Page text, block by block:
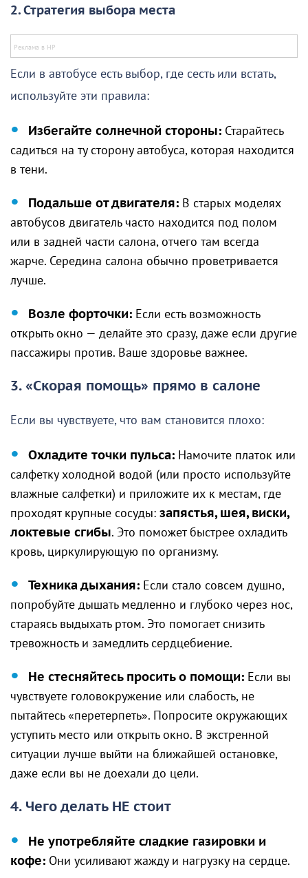
2. Стратегия выбора места
Если в автобусе есть выбор, где сесть или встать,
используйте эти правила:
Избегайте солнечной стороны: Старайтесь
садиться на ту сторону автобуса, которая находится
в тени.
Подальше от двигателя: В старых моделях
автобусов двигатель часто находится под полом
или в задней части салона, отчего там всегда
жарче. Середина салона обычно проветривается
лучше.
Возле форточки: Если есть возможность
открыть окно — делайте это сразу, даже если другие
пассажиры против. Ваше здоровье важнее.
3. «Скорая помощь» прямо в салоне
Если вы чувствуете, что вам становится плохо:
Охладите точки пульса: Намочите платок или
салфетку холодной водой (или просто используйте
влажные салфетки) и приложите их к местам, где
проходят крупные сосуды: запястья, шея, виски,
локтевые сгибы. Это поможет быстрее охладить
кровь, циркулирующую по организму.
Техника дыхания: Если стало совсем душно,
попробуйте дышать медленно и глубоко через нос,
стараясь выдыхать ртом. Это помогает снизить
тревожность и замедлить сердцебиение.
Не стесняйтесь просить о помощи: Если вы
чувствуете головокружение или слабость, не
пытайтесь «перетерпеть». Попросите окружающих
уступить место или открыть окно. В экстренной
ситуации лучше выйти на ближайшей остановке,
даже если вы не доехали до цели.
4. Чего делать НЕ стоит
Не употребляйте сладкие газировки и
кофе: Они усиливают жажду и нагрузку на сердце.